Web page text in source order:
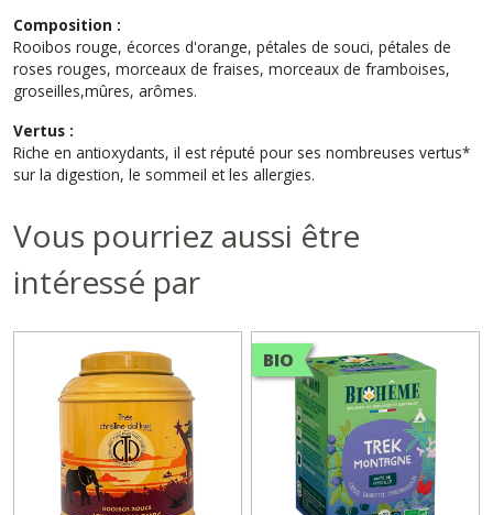
Composition :
Rooibos rouge, écorces d'orange, pétales de souci, pétales de
roses rouges, morceaux de fraises, morceaux de framboises,
groseilles,mûres, arômes.
Vertus :
Riche en antioxydants, il est réputé pour ses nombreuses vertus*
sur la digestion, le sommeil et les allergies.
Vous pourriez aussi être
intéressé par
BIO